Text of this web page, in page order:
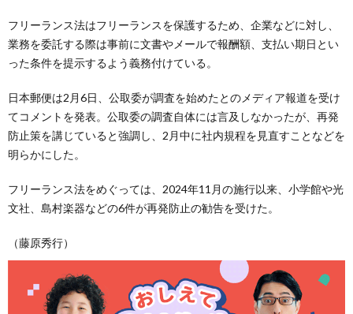
フリーランス法はフリーランスを保護するため、企業などに対し、
業務を委託する際は事前に文書やメールで報酬額、支払い期日とい
った条件を提示するよう義務付けている。
日本郵便は2月6日、公取委が調査を始めたとのメディア報道を受け
てコメントを発表。公取委の調査自体には言及しなかったが、再発
防止策を講じていると強調し、2月中に社内規程を見直すことなどを
明らかにした。
フリーランス法をめぐっては、2024年11月の施行以来、小学館や光
文社、島村楽器などの6件が再発防止の勧告を受けた。
（藤原秀行）